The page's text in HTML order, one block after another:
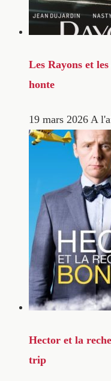
Les Rayons et
honte
19 mars 2026 A
Hector et la
trip